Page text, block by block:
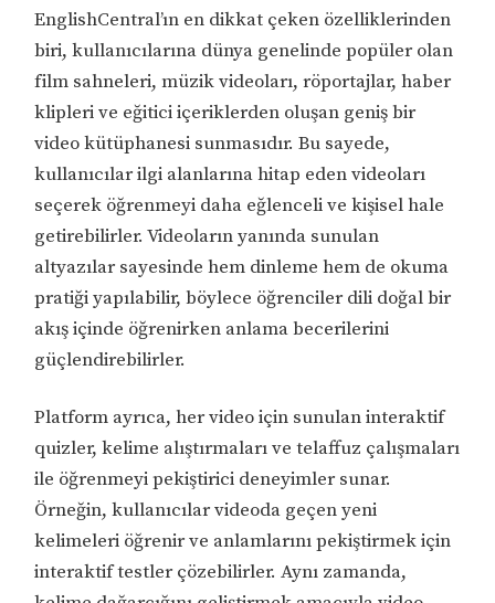
EnglishCentral’ın en dikkat çeken özelliklerinden
biri, kullanıcılarına dünya genelinde popüler olan
film sahneleri, müzik videoları, röportajlar, haber
klipleri ve eğitici içeriklerden oluşan geniş bir
video kütüphanesi sunmasıdır. Bu sayede,
kullanıcılar ilgi alanlarına hitap eden videoları
seçerek öğrenmeyi daha eğlenceli ve kişisel hale
getirebilirler. Videoların yanında sunulan
altyazılar sayesinde hem dinleme hem de okuma
pratiği yapılabilir, böylece öğrenciler dili doğal bir
akış içinde öğrenirken anlama becerilerini
güçlendirebilirler.
Platform ayrıca, her video için sunulan interaktif
quizler, kelime alıştırmaları ve telaffuz çalışmaları
ile öğrenmeyi pekiştirici deneyimler sunar.
Örneğin, kullanıcılar videoda geçen yeni
kelimeleri öğrenir ve anlamlarını pekiştirmek için
interaktif testler çözebilirler. Aynı zamanda,